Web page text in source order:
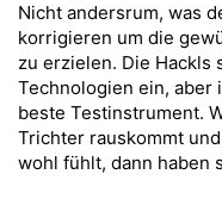
Nicht andersrum, was
korrigieren um die
zu erzielen. Die Hackls
Technologien ein, aber
beste Testinstrument.
Trichter rauskommt
wohl fühlt, dann haben